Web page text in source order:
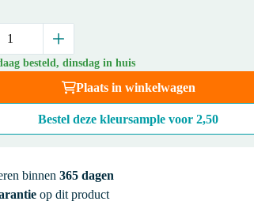
besteld, dinsdag in huis
Plaats in winkelwagen
Bestel deze kleursample voor2,50
binnen 365 dagen
op dit product